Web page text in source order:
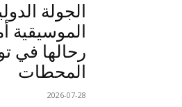
الجولة
الموسيقية
رحالها في
المحطات
2026-07-28